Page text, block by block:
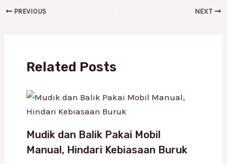
PREVIOUS NEXT
Related Posts
Mudik dan Balik Pakai Mobil
Manual, Hindari Kebiasaan Buruk